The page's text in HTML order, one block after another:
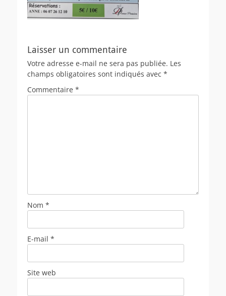
Laisser un commentaire
Votre adresse e-mail ne sera pas publiée. Les
champs obligatoires sont indiqués avec *
Commentaire *
Nom *
E-mail *
Site web